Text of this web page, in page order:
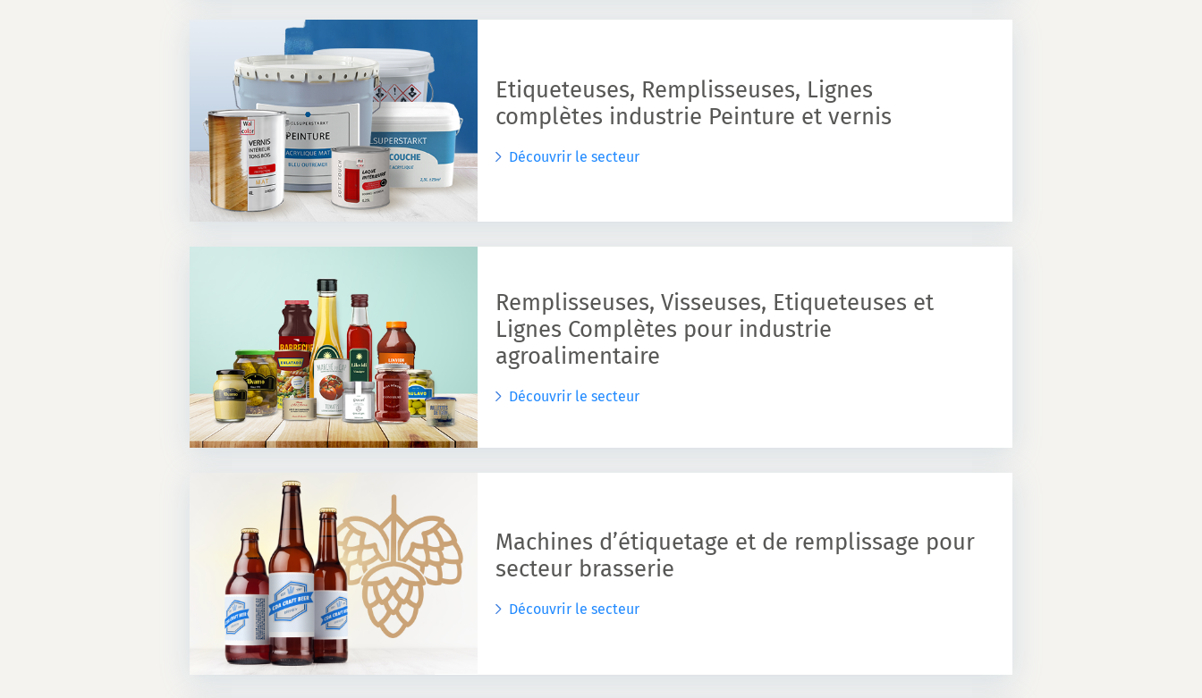
Etiqueteuses, Remplisseuses, Lignes
complètes industrie Peinture et vernis
Découvrir le secteur
Remplisseuses, Visseuses, Etiqueteuses et
Lignes Complètes pour industrie
agroalimentaire
Découvrir le secteur
Machines d’étiquetage et de remplissage pour
secteur brasserie
Découvrir le secteur